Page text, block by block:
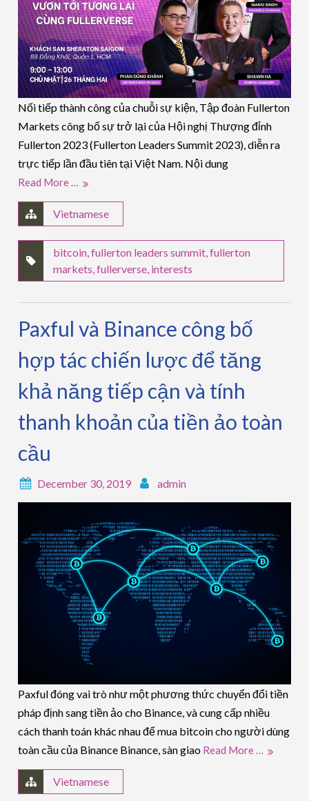
Nối tiếp thành công của chuỗi sự kiện, Tập đoàn Fullerton
Markets công bố sự trở lại của Hội nghị Thượng đỉnh
Fullerton 2023 (Fullerton Leaders Summit 2023), diễn ra
trực tiếp lần đầu tiên tại Việt Nam. Nội dung
Read More …
Vietnamese
bitcoin ,fullerton leaders summit ,fullerton
markets ,fullerverse interests
Paxful và Binance công bố
hợp tác chiến lược để tăng
khả năng tiếp cận và tính
thanh khoản của tiền ảo toàn
cầu
December 30, 2019 admin
Paxful đóng vai trò như một phương thức chuyển đổi tiền
pháp định sang tiền ảo cho Binance, và cung cấp nhiều
cách thanh toán khác nhau để mua bitcoin cho người dùng
toàn cầu của Binance Binance, sàn giao Read More …
Vietnamese